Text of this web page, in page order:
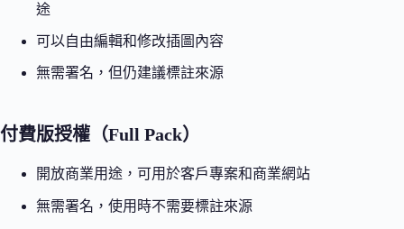
途
可以自由編輯和修改插圖內容
無需署名，但仍建議標註來源
付費版授權（Full Pack）
開放商業用途，可用於客戶專案和商業網站
無需署名，使用時不需要標註來源